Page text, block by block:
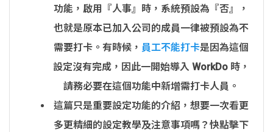
功能，啟用『人事』時，系統預設為『否』，
也就是原本已加入公司的成員一律被預設為不
需要打卡。有時候， 員工不能打卡是因為這個
設定沒有完成，因此一開始導入 WorkDo 時，
請務必要在這個功能中新增需打卡人員。
這篇只是重要設定功能的介紹，想要一次看更
多更精細的設定教學及注意事項嗎？快點擊下